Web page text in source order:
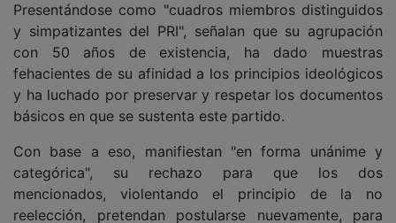
Presentándose como "cuadros miembros distinguidos
y simpatizantes del PRI", señalan que su agrupación
con 50 años de existencia, ha dado muestras
fehacientes de su afinidad a los principios ideológicos
y ha luchado por preservar y respetar los documentos
básicos en que se sustenta este partido.
Con base a eso, manifiestan "en forma unánime y
categórica", su rechazo para que los dos
mencionados, violentando el principio de la no
reelección, pretendan postularse nuevamente, para